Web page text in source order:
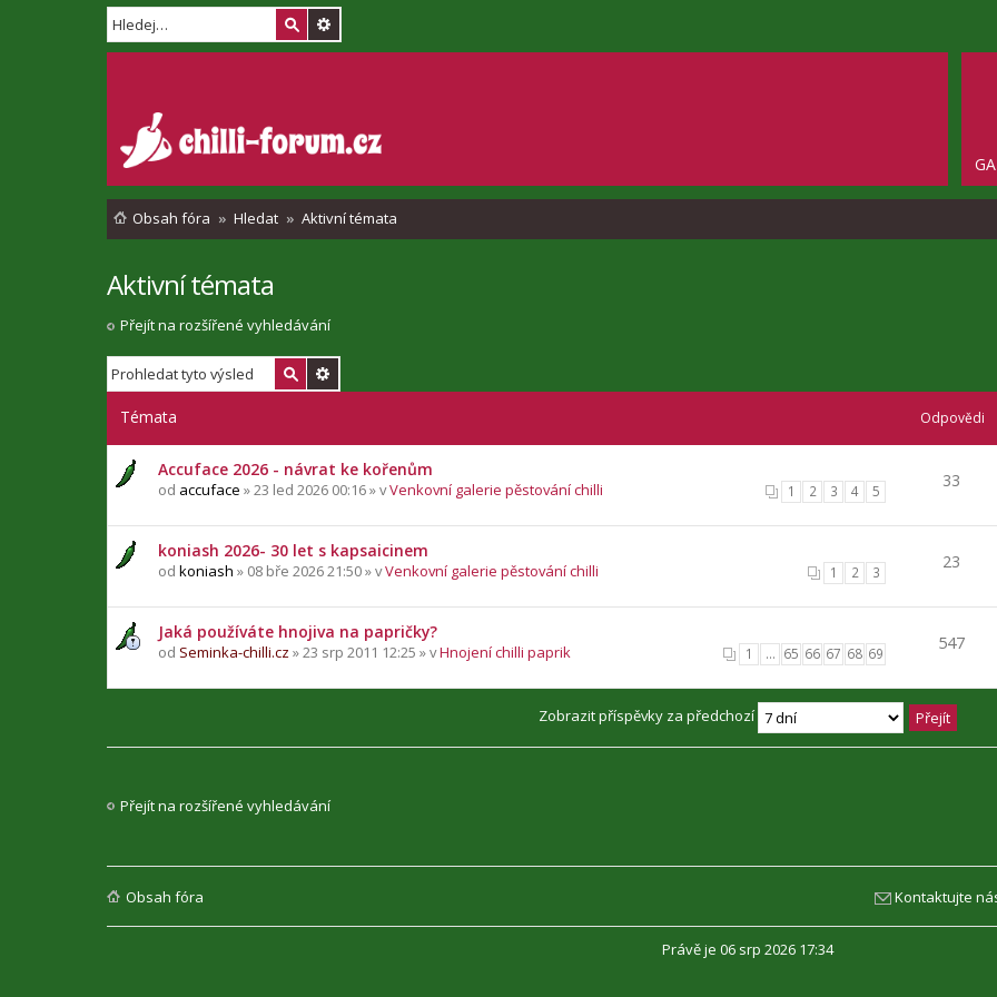
Obsah fóra Hledat Aktivní témata
Aktivní témata
Přejít na rozšířené vyhledávání
Témata Odpovědi
Accuface 2026 - návrat ke kořenům
1 2 3 4 5
od accuface » 23 led 2026 00:16 » vVenkovní galerie pěstování chilli 33
koniash 2026- 30 let s kapsaicinem
1 2 3
od koniash » 08 bře 2026 21:50 » vVenkovní galerie pěstování chilli 23
Jaká používáte hnojiva na papričky?
1 … 65 66 67 68 69
od Seminka-chilli.cz » 23 srp 2011 12:25 » vHnojení chilli paprik 547
Zobrazit příspěvky za předchozí
Přejít na rozšířené vyhledávání
Obsah fóra Kontaktujte
Právě je 06 srp 2026 17:34